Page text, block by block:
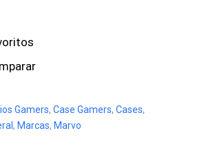
Gamers, Case Gamers, Cases,
, Marcas, Marvo